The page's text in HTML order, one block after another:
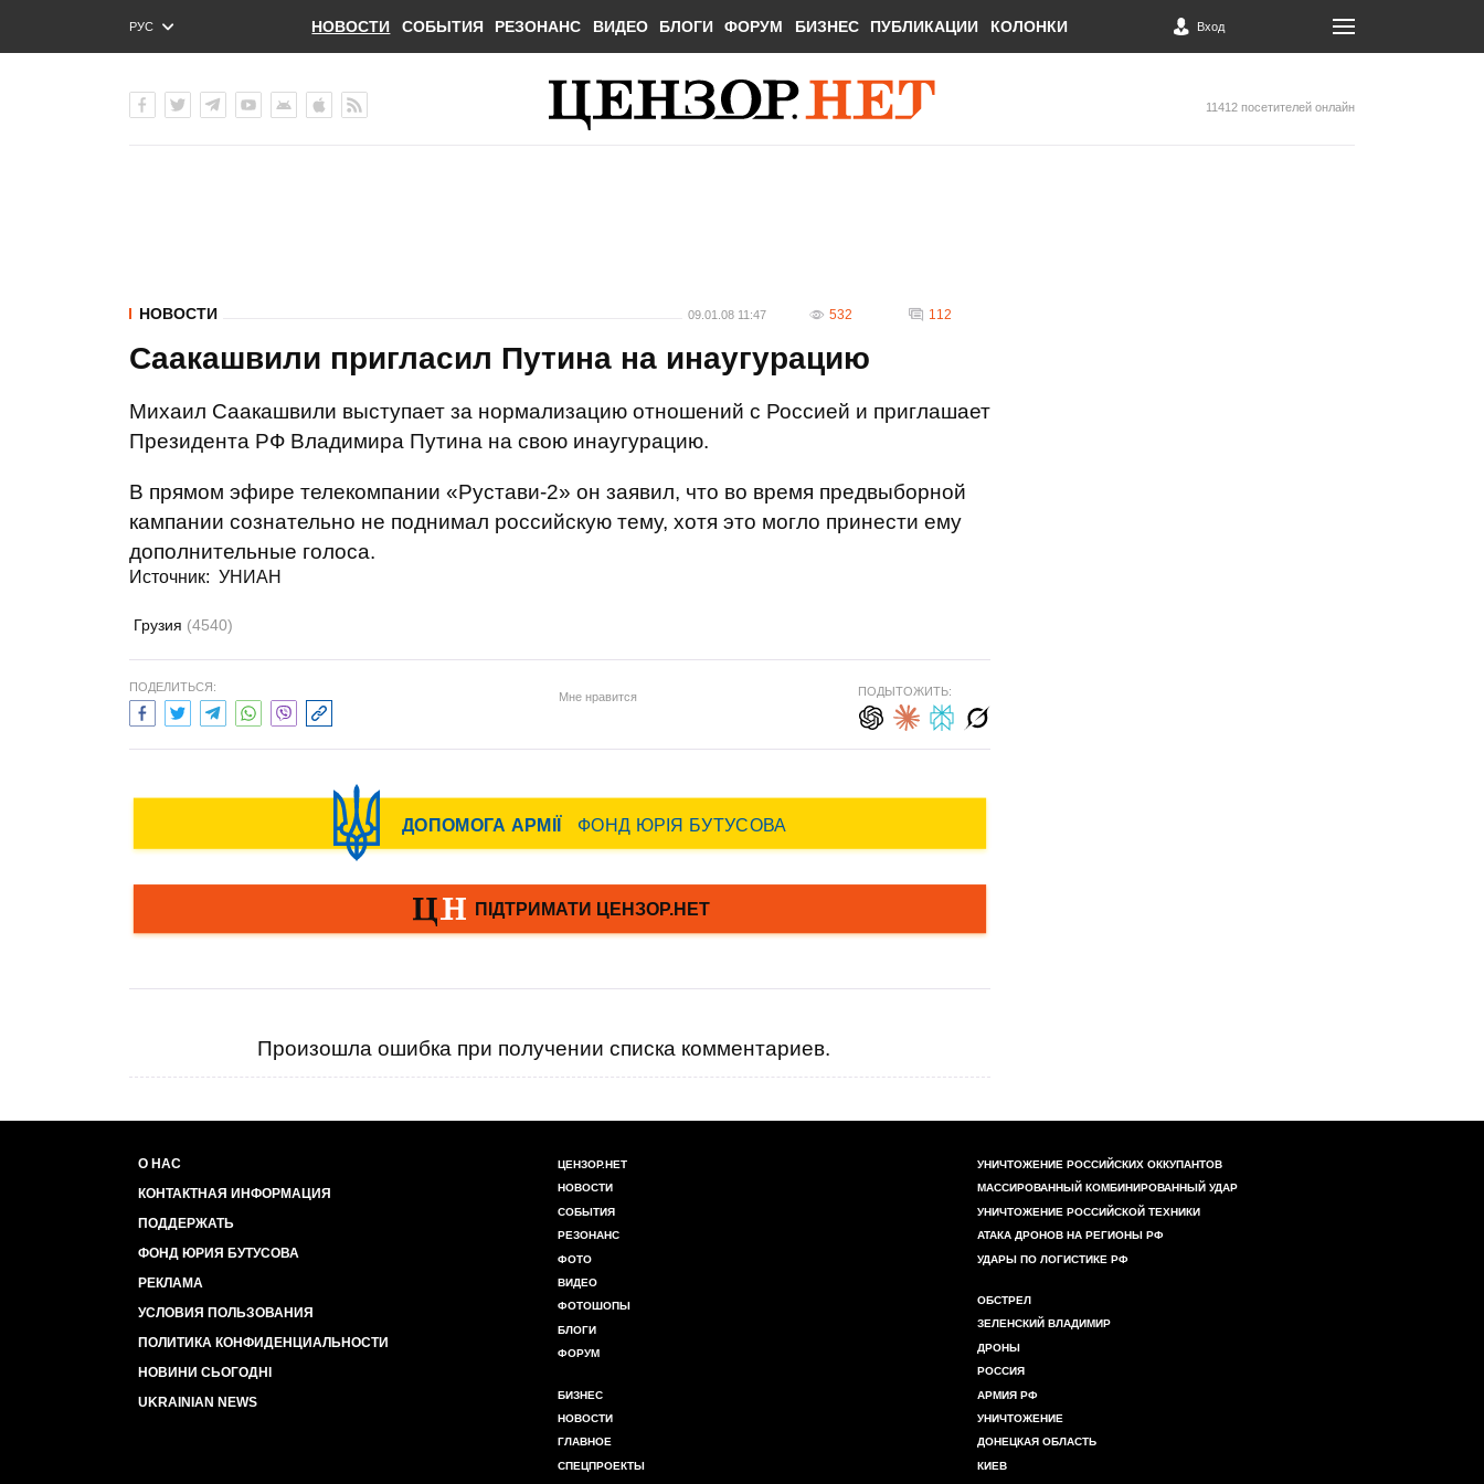
РУС
ENG
НОВОСТИ СОБЫТИЯ РЕЗОНАНС ВИДЕО БЛОГИ ФОРУМ БИЗНЕС ПУБЛИКАЦИИ КОЛОНКИ Вход
11412 посетителей онлайн
НОВОСТИ 09.01.08 11:47 532 112
Саакашвили пригласил Путина на инаугурацию
Михаил Саакашвили выступает за нормализацию отношений с Россией и приглашает
Президента РФ Владимира Путина на свою инаугурацию.
В прямом эфире телекомпании «Рустави-2» он заявил, что во время предвыборной
кампании сознательно не поднимал российскую тему, хотя это могло принести ему
дополнительные голоса.
Источник: УНИАН
Грузия (4540)
ПОДЕЛИТЬСЯ:
Мне нравится ПОДЫТОЖИТЬ:
Произошла ошибка при получении списка комментариев.
О НАС
КОНТАКТНАЯ ИНФОРМАЦИЯ
ПОДДЕРЖАТЬ
ФОНД ЮРИЯ БУТУСОВА
РЕКЛАМА
УСЛОВИЯ ПОЛЬЗОВАНИЯ
ПОЛИТИКА КОНФИДЕНЦИАЛЬНОСТИ
НОВИНИ СЬОГОДНІ
UKRAINIAN NEWS
ЦЕНЗОР.НЕТ
НОВОСТИ
СОБЫТИЯ
РЕЗОНАНС
ФОТО
ВИДЕО
ФОТОШОПЫ
БЛОГИ
ФОРУМ
БИЗНЕС
НОВОСТИ
ГЛАВНОЕ
СПЕЦПРОЕКТЫ
УНИЧТОЖЕНИЕ РОССИЙСКИХ ОККУПАНТОВ
МАССИРОВАННЫЙ КОМБИНИРОВАННЫЙ УДАР
УНИЧТОЖЕНИЕ РОССИЙСКОЙ ТЕХНИКИ
АТАКА ДРОНОВ НА РЕГИОНЫ РФ
УДАРЫ ПО ЛОГИСТИКЕ РФ
ОБСТРЕЛ
ЗЕЛЕНСКИЙ ВЛАДИМИР
ДРОНЫ
РОССИЯ
АРМИЯ РФ
УНИЧТОЖЕНИЕ
ДОНЕЦКАЯ ОБЛАСТЬ
КИЕВ